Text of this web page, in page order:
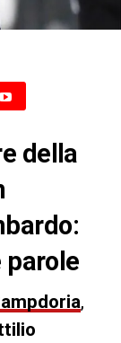
della
parole
,